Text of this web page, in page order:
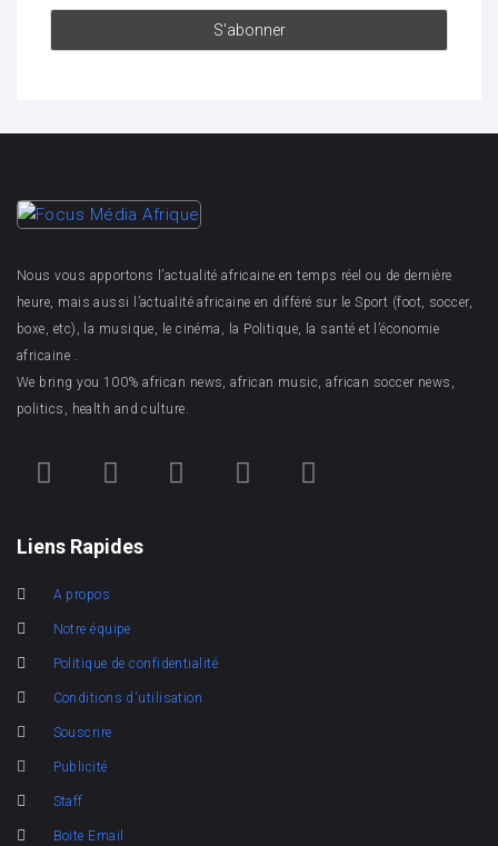
Nous vous apportons l’actualité africaine en temps réel ou de dernière
heure, mais aussi l’actualité africaine en différé sur le Sport (foot, soccer,
boxe, etc), la musique, le cinéma, la Politique, la santé et l’économie
africaine .
We bring you 100% african news, african music, african soccer news,
politics, health and culture.
Liens Rapides
A propos
Notre équipe
Politique de confidentialité
Conditions d'utilisation
Souscrire
Publicité
Staff
Boite Email